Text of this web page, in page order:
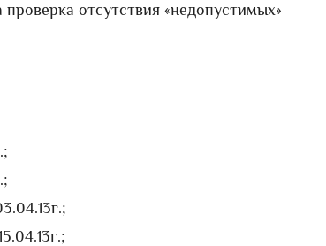
отсутствия «недопустимых»